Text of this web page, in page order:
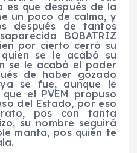
es que después de la
un poco de calma, y
después de tantos
BOBATRIZ
por cierto cerró su
se le acabó su
se le acabó el poder
de haber gozado
se fue, aunque le
el PVEM propuso
del Estado, por eso
pos con tanta
su nombre seguirá
manta, pos quién te